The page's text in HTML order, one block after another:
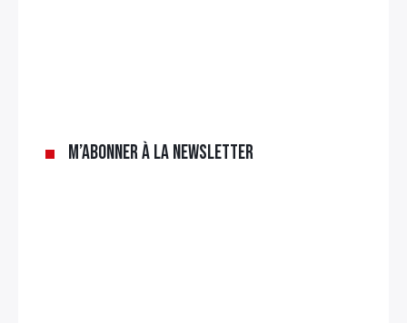
M’abonner à la newsletter